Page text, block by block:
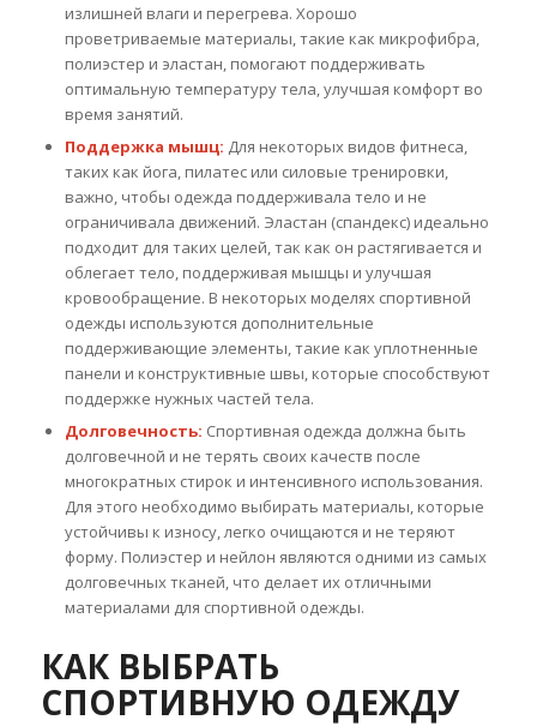
излишней влаги и перегрева. Хорошо
проветриваемые материалы, такие как микрофибра,
полиэстер и эластан, помогают поддерживать
оптимальную температуру тела, улучшая комфорт во
время занятий.
Поддержка мышц: Для некоторых видов фитнеса,
таких как йога, пилатес или силовые тренировки,
важно, чтобы одежда поддерживала тело и не
ограничивала движений. Эластан (спандекс) идеально
подходит для таких целей, так как он растягивается и
облегает тело, поддерживая мышцы и улучшая
кровообращение. В некоторых моделях спортивной
одежды используются дополнительные
поддерживающие элементы, такие как уплотненные
панели и конструктивные швы, которые способствуют
поддержке нужных частей тела.
Долговечность: Спортивная одежда должна быть
долговечной и не терять своих качеств после
многократных стирок и интенсивного использования.
Для этого необходимо выбирать материалы, которые
устойчивы к износу, легко очищаются и не теряют
форму. Полиэстер и нейлон являются одними из самых
долговечных тканей, что делает их отличными
материалами для спортивной одежды.
КАК ВЫБРАТЬ
СПОРТИВНУЮ ОДЕЖДУ